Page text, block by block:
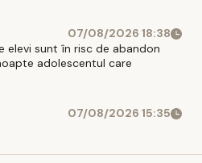
07/08/2026 18:38
elevi sunt în risc de abandon
adolescentul care
07/08/2026 15:35